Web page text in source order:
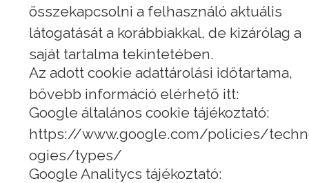
összekapcsolni a felhasználó aktuális
látogatását a korábbiakkal, de kizárólag a
saját tartalma tekintetében.
Az adott cookie adattárolási időtartama,
bővebb információ elérhető itt:
Google általános cookie tájékoztató:
https://www.google.com/policies/
ogies/types/
Google Analitycs tájékoztató: